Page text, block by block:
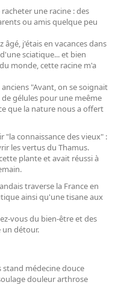
une racine : des
ou amis quelque peu
âgé, j'étais en vacances dans
sciatique... et bien
monde, cette racine m'a
"Avant, on se soignait
gélules pour une meême
que la nature nous a offert
"la connaissance des vieux" :
les vertus du Thamus.
plante et avait réussi à
traverse la France en
ainsi qu'une tisane aux
vous du bien-être et des
un détour.
stand médecinedouce
douleurarthrose